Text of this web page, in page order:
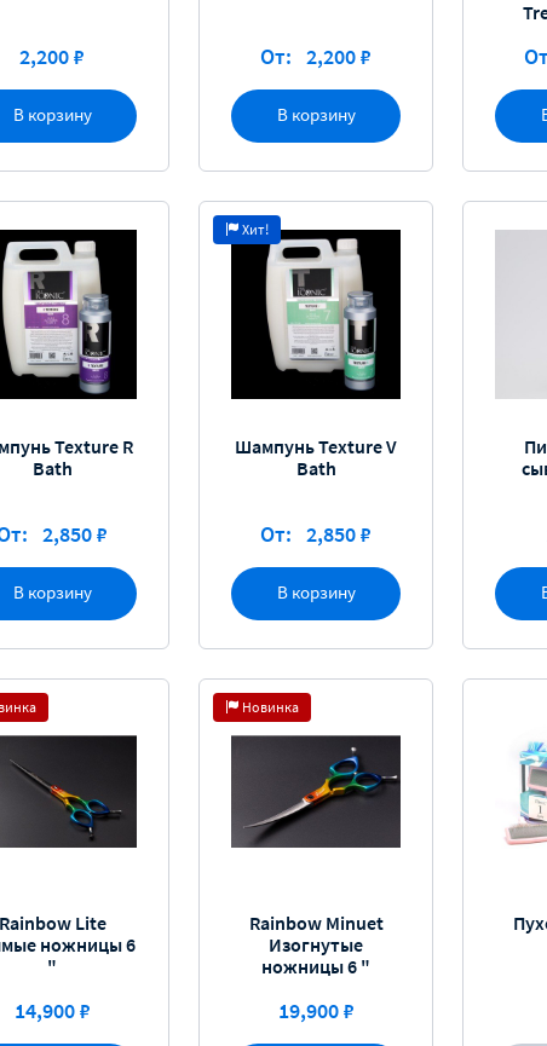
В корзину
2,200 ₽
В корзину
От: 2,200 ₽
В корзину
Texture R
Bath
2,850 ₽
Хит!
В корзину
Шампунь Texture V
Bath
От: 2,850 ₽
Lite
ножницы 6
"
14,900 ₽
Новинка
Rainbow Minuet
Изогнутые
ножницы 6 "
19,900 ₽